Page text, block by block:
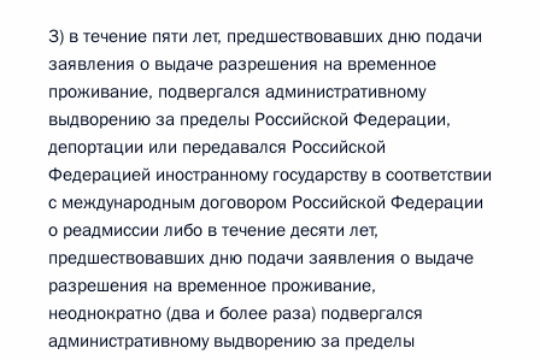
3) в течение пяти лет, предшествовавших дню подачи
заявления о выдаче разрешения на временное
проживание, подвергался административному
выдворению за пределы Российской Федерации,
депортации или передавался Российской
Федерацией иностранному государству в соответствии
с международным договором Российской Федерации
о реадмиссии либо в течение десяти лет,
предшествовавших дню подачи заявления о выдаче
разрешения на временное проживание,
неоднократно (два и более раза) подвергался
административному выдворению за пределы